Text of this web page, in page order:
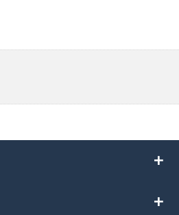
add
add